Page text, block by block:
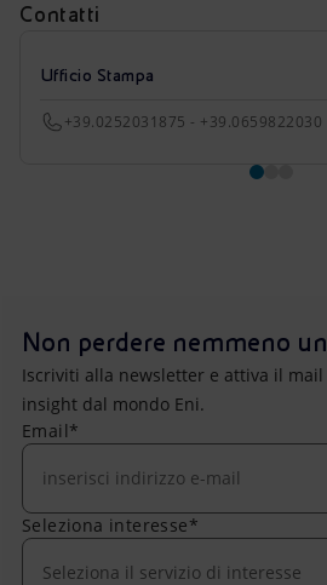
Contatti
Ufficio Stampa
+39.0252031875 - +39.0659822030
Non perdere nemmeno
Iscriviti alla newsletter e attiva il
insight dal mondo Eni.
Email*
Seleziona interesse*
Seleziona il servizio di interesse